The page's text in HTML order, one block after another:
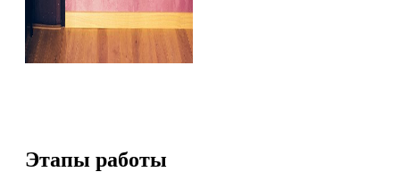
Этапы работы